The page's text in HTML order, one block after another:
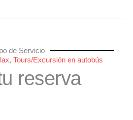
de Servicio
, Tours/Excursión en autobús
reserva